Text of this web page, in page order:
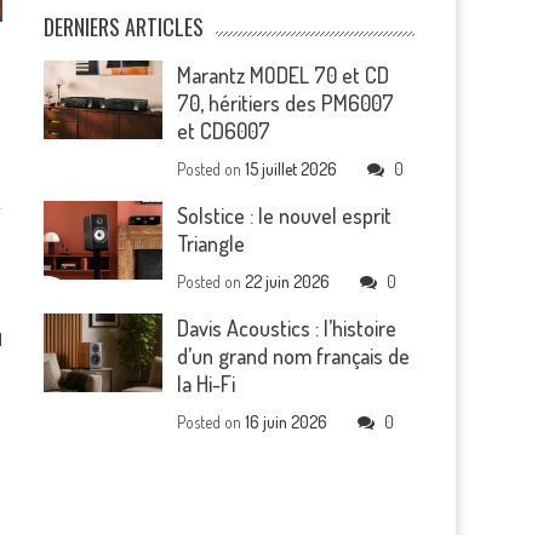
1
DERNIERS ARTICLES
Marantz MODEL 70 et CD
70, héritiers des PM6007
et CD6007
Posted on15 juillet 2026 0
Solstice : le nouvel esprit
Triangle
Posted on22 juin 2026 0
Davis Acoustics : l’histoire
d’un grand nom français de
la Hi-Fi
Posted on16 juin 2026 0